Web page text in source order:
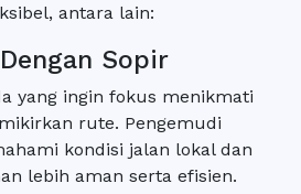
antara lain:
Sopir
yang ingin fokus menikmati
rute. Pengemudi
kondisi jalan lokal dan
lebih aman serta efisien.